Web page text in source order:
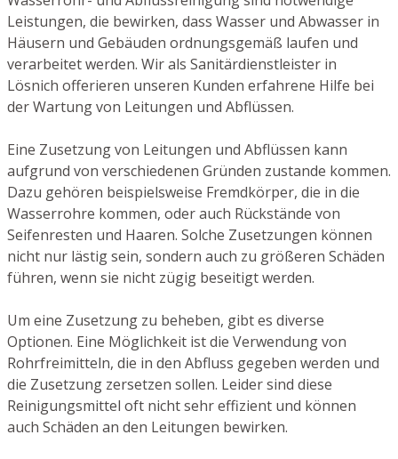
Leistungen, die bewirken, dass Wasser und Abwasser in
Häusern und Gebäuden ordnungsgemäß laufen und
verarbeitet werden. Wir als Sanitärdienstleister in
Lösnich offerieren unseren Kunden erfahrene Hilfe bei
der Wartung von Leitungen und Abflüssen.
Eine Zusetzung von Leitungen und Abflüssen kann
aufgrund von verschiedenen Gründen zustande kommen.
Dazu gehören beispielsweise Fremdkörper, die in die
Wasserrohre kommen, oder auch Rückstände von
Seifenresten und Haaren. Solche Zusetzungen können
nicht nur lästig sein, sondern auch zu größeren Schäden
führen, wenn sie nicht zügig beseitigt werden.
Um eine Zusetzung zu beheben, gibt es diverse
Optionen. Eine Möglichkeit ist die Verwendung von
Rohrfreimitteln, die in den Abfluss gegeben werden und
die Zusetzung zersetzen sollen. Leider sind diese
Reinigungsmittel oft nicht sehr effizient und können
auch Schäden an den Leitungen bewirken.